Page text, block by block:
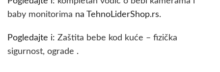
baby monitorima na TehnoLiderShop.rs.
Pogledajte i: Zaštita bebe kod kuće – fizička
sigurnost, ograde .